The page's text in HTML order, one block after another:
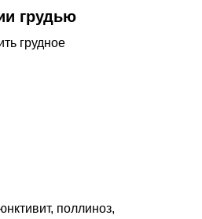
грудью
грудное
поллиноз,